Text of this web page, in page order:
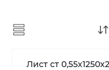
Лист ст